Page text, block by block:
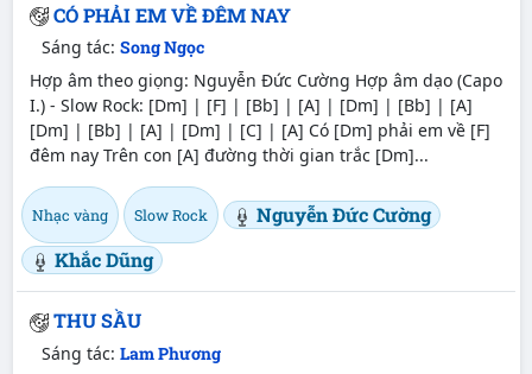
CÓ PHẢI EM VỀ ĐÊM NAY
Sáng tác: Song Ngọc
Hợp âm theo giọng: Nguyễn Đức Cường Hợp âm dạo (Capo
I.) - Slow Rock: [Dm] | [F] | [Bb] | [A] | [Dm] | [Bb] | [A]
[Dm] | [Bb] | [A] | [Dm] | [C] | [A] Có [Dm] phải em về [F]
đêm nay Trên con [A] đường thời gian trắc [Dm]...
Nhạc vàng Slow Rock
Nguyễn Đức Cường
Khắc Dũng
THU SẦU
Sáng tác: Lam Phương